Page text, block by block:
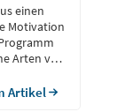
einen
Motivation
Arten von
für
Artikel